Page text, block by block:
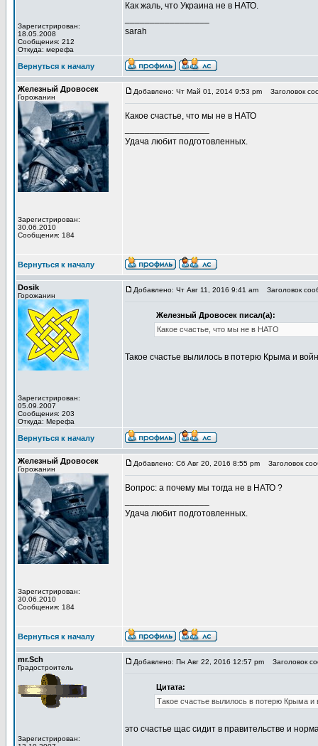
Зарегистрирован:
18.05.2008
Сообщения: 212
Откуда: мерефа
Как жаль, что Украина не в НАТО.
sarah
Вернуться к началу
Железный Дровосек
Горожанин
Зарегистрирован:
30.06.2010
Сообщения: 184
Добавлено: Чт Май 01, 2014 9:53 pm Заголовок
Какое счастье, что мы не в НАТО
Удача любит подготовленных.
Вернуться к началу
Dosik
Горожанин
Зарегистрирован:
05.09.2007
Сообщения: 203
Откуда: Мерефа
Добавлено: Чт Авг 11, 2016 9:41 am Заголовок
Железный Дровосек писал(а):
Какое счастье, что мы не в НАТО
Такое счастье вылилось в потерю Крыма и
Вернуться к началу
Железный Дровосек
Горожанин
Зарегистрирован:
30.06.2010
Сообщения: 184
Добавлено: Сб Авг 20, 2016 8:55 pm Заголовок
Вопрос: а почему мы тогда не в НАТО ?
Удача любит подготовленных.
Вернуться к началу
mr.Sch
Градостроитель
Зарегистрирован:
Добавлено: Пн Авг 22, 2016 12:57 pm Заголовок
Цитата:
Такое счастье вылилось в потерю Крыма и
это счастье щас сидит в правительстве и